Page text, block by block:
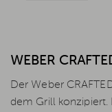
WEBER
Der Weber
dem Grill konzipiert.